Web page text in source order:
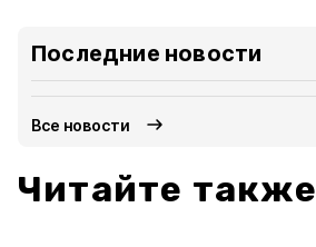
Последние новости
Все новости
Читайте также